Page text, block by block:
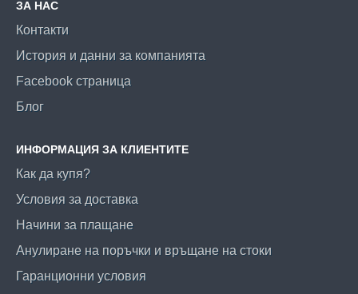
ЗА НАС
Контакти
История и данни за компанията
Facebook страница
Блог
ИНФОРМАЦИЯ ЗА КЛИЕНТИТЕ
Как да купя?
Условия за доставка
Начини за плащане
Анулиране на поръчки и връщане на стоки
Гаранционни условия